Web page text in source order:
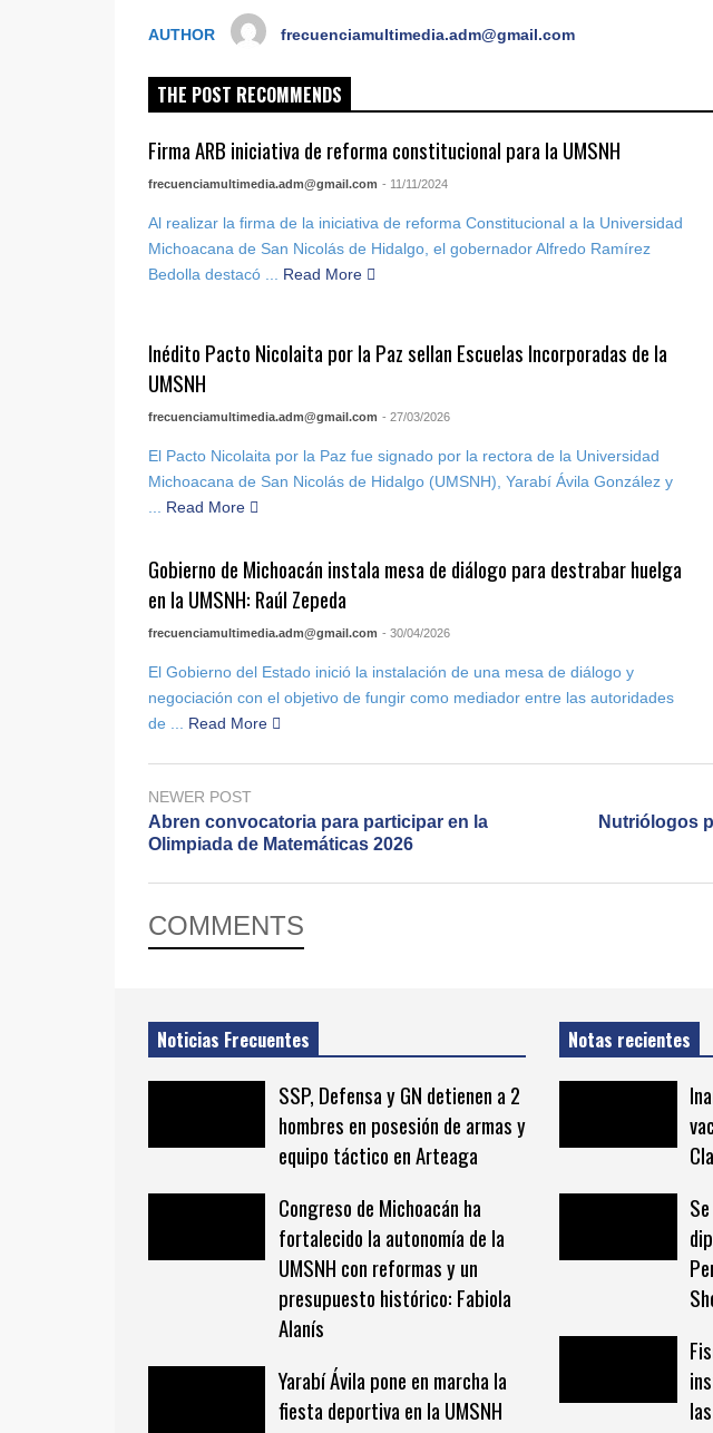
AUTHOR frecuenciamultimedia.adm@gmail.com
THE POST RECOMMENDS
Firma ARB iniciativa de reforma constitucional para la UMSNH
frecuenciamultimedia.adm@gmail.com - 11/11/2024
Al realizar la firma de la iniciativa de reforma Constitucional a la Universidad
Michoacana de San Nicolás de Hidalgo, el gobernador Alfredo Ramírez
Bedolla destacó ...
Read More
Inédito Pacto Nicolaita por la Paz sellan Escuelas Incorporadas de la
UMSNH
frecuenciamultimedia.adm@gmail.com - 27/03/2026
El Pacto Nicolaita por la Paz fue signado por la rectora de la Universidad
Michoacana de San Nicolás de Hidalgo (UMSNH), Yarabí Ávila González y
Read More
Gobierno de Michoacán instala mesa de diálogo para destrabar huelga
en la UMSNH: Raúl Zepeda
frecuenciamultimedia.adm@gmail.com - 30/04/2026
El Gobierno del Estado inició la instalación de una mesa de diálogo y
negociación con el objetivo de fungir como mediador entre las autoridades
de ...
Read More
NEWER POST
Abren convocatoria para participar en la
Olimpiada de Matemáticas 2026
Nutriólogos
COMMENTS
Noticias Frecuentes
SSP, Defensa y GN detienen a 2
hombres en posesión de armas y
equipo táctico en Arteaga
Congreso de Michoacán ha
fortalecido la autonomía de la
UMSNH con reformas y un
presupuesto histórico: Fabiola
Alanís
Yarabí Ávila pone en marcha la
fiesta deportiva en la UMSNH
Notas recientes